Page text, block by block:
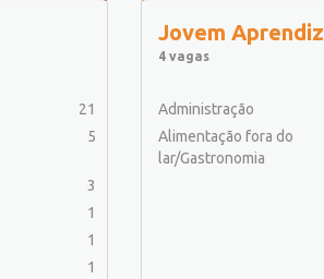
21
5
3
1
1
1
Jovem Aprendiz
4 vagas
Administração
Alimentação fora do
lar/Gastronomia